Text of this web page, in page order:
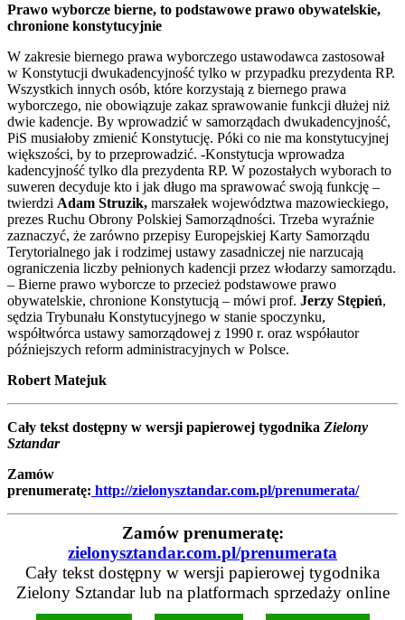
Prawo wyborcze bierne, to podstawowe prawo obywatelskie,
chronione konstytucyjnie
W zakresie biernego prawa wyborczego ustawodawca zastosował
w Konstytucji dwukadencyjność tylko w przypadku prezydenta RP.
Wszystkich innych osób, które korzystają z biernego prawa
wyborczego, nie obowiązuje zakaz sprawowanie funkcji dłużej niż
dwie kadencje. By wprowadzić w samorządach dwukadencyjność,
PiS musiałoby zmienić Konstytucję. Póki co nie ma konstytucyjnej
większości, by to przeprowadzić. -Konstytucja wprowadza
kadencyjność tylko dla prezydenta RP. W pozostałych wyborach to
suweren decyduje kto i jak długo ma sprawować swoją funkcję –
twierdzi Adam Struzik, marszałek województwa mazowieckiego,
prezes Ruchu Obrony Polskiej Samorządności. Trzeba wyraźnie
zaznaczyć, że zarówno przepisy Europejskiej Karty Samorządu
Terytorialnego jak i rodzimej ustawy zasadniczej nie narzucają
ograniczenia liczby pełnionych kadencji przez włodarzy samorządu.
– Bierne prawo wyborcze to przecież podstawowe prawo
obywatelskie, chronione Konstytucją – mówi prof. Jerzy Stępień,
sędzia Trybunału Konstytucyjnego w stanie spoczynku,
współtwórca ustawy samorządowej z 1990 r. oraz współautor
późniejszych reform administracyjnych w Polsce.
Robert Matejuk
Cały tekst dostępny w wersji papierowej tygodnika Zielony
Sztandar
Zamów
prenumeratę: http://zielonysztandar.com.pl/prenumerata/
Zamów prenumeratę:
zielonysztandar.com.pl/prenumerata
Cały tekst dostępny w wersji papierowej tygodnika
Zielony Sztandar lub na platformach sprzedaży online